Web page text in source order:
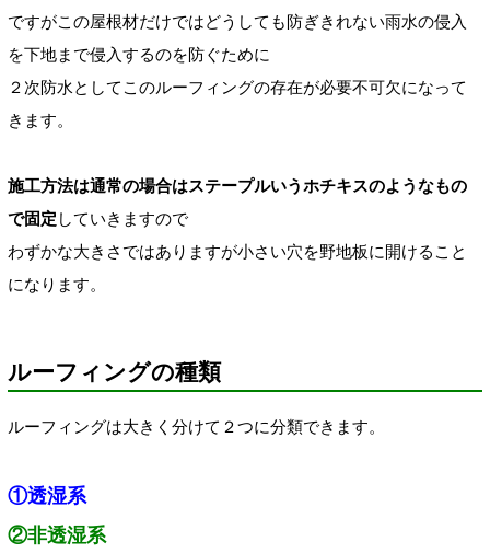
ですがこの屋根材だけではどうしても防ぎきれない雨水の侵入
を下地まで侵入するのを防ぐために
２次防水としてこのルーフィングの存在が必要不可欠になって
きます。
施工方法は通常の場合はステープルいうホチキスのようなもの
で固定 していきますので
わずかな大きさではありますが小さい穴を野地板に開けること
になります。
ルーフィングの種類
ルーフィングは大きく分けて２つに分類できます。
①透湿系
②非透湿系